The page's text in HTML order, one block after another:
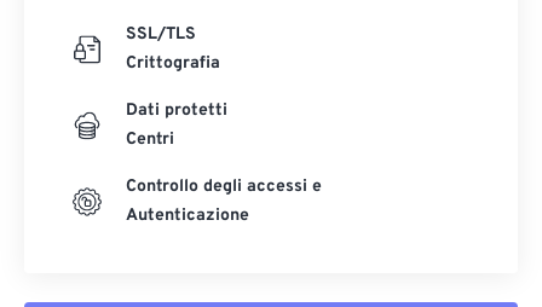
SSL/TLS
Crittografia
Dati protetti
Centri
Controllo degli accessi e
Autenticazione